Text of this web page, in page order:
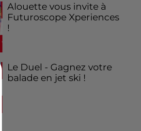
Alouette vous invite à
Futuroscope Xperiences
!
Le Duel - Gagnez votre
balade en jet ski !